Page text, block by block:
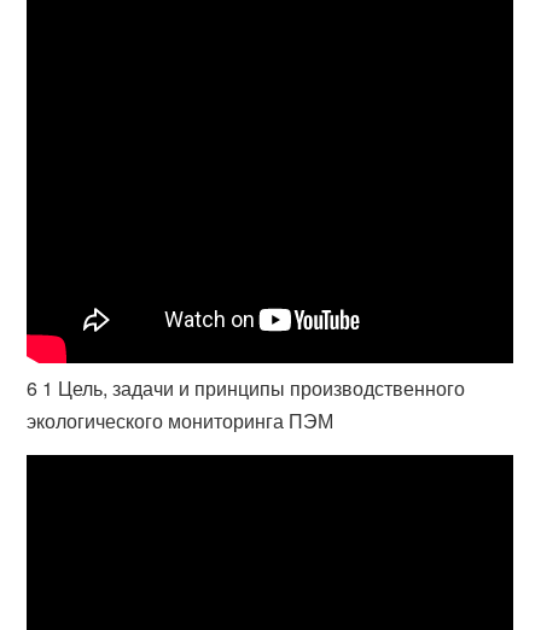
6 1 Цель, задачи и принципы производственного
экологического мониторинга ПЭМ